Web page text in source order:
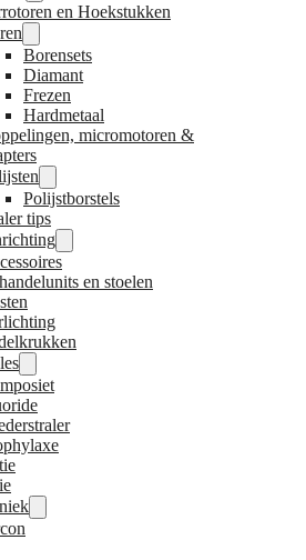
en Hoekstukken
Borensets
Diamant
Frezen
Hardmetaal
micromotoren &
Polijstborstels
tips
en stoelen